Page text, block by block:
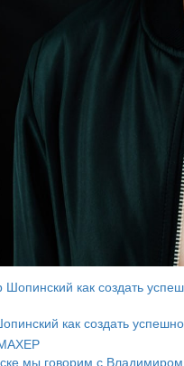
как создать
мы говорим с